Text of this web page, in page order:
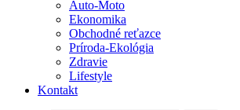
Auto-Moto
Ekonomika
Obchodné reťazce
Príroda-Ekológia
Zdravie
Lifestyle
Kontakt